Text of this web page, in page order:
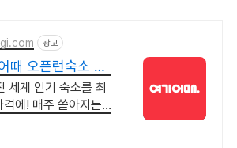
광고
때 오픈런숙소 최
세계 인기 숙소를 최
에! 매주 쏟아지는